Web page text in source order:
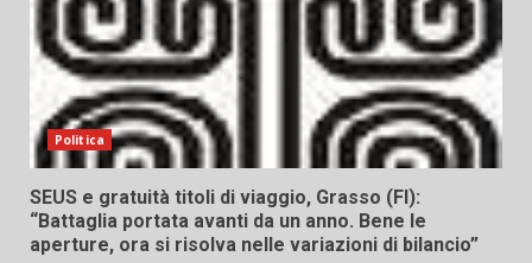
Politica
SEUS e gratuità titoli di viaggio, Grasso (FI):
“Battaglia portata avanti da un anno. Bene le
aperture, ora si risolva nelle variazioni di bilancio”